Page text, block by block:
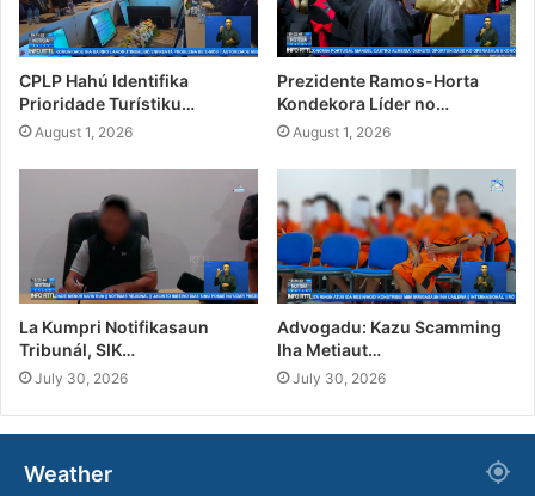
CPLP Hahú Identifika
Prioridade Turístiku…
August 1, 2026
Prezidente Ramos-Horta
Kondekora Líder no…
August 1, 2026
La Kumpri Notifikasaun
Tribunál, SIK…
July 30, 2026
Advogadu: Kazu Scamming
Iha Metiaut…
July 30, 2026
Weather